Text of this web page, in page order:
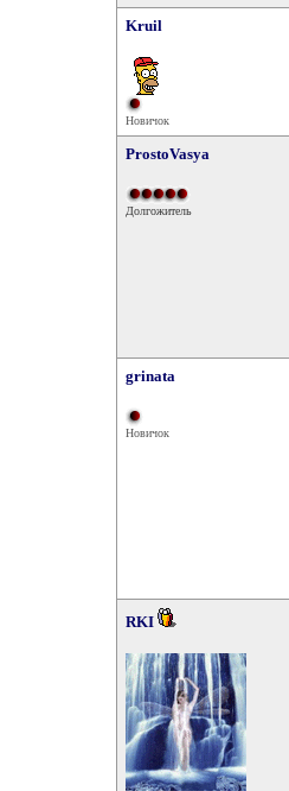
Kruil
Новичок
ProstoVasya
Долгожитель
grinata
Новичок
RKI